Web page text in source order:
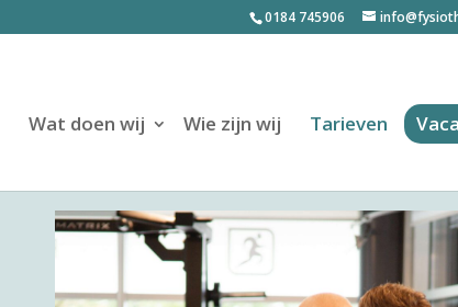
0184 745906
Wat doen wij Wie zijn wij Tarieven